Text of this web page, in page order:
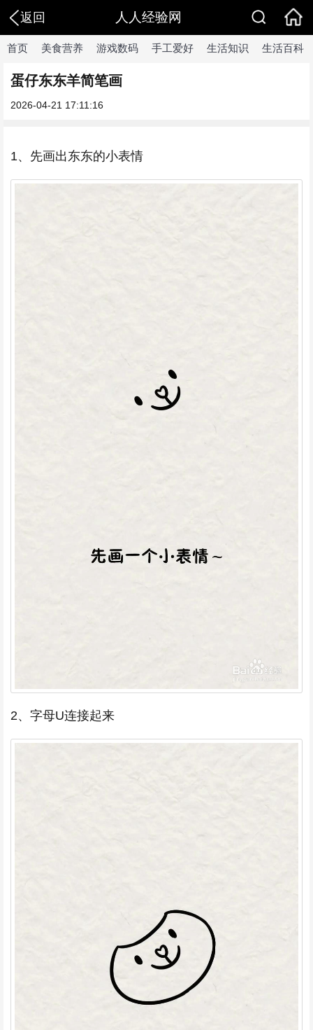
返回 人人经验网
首页 美食营养 游戏数码 手工爱好 生活知识 生活百科
蛋仔东东羊简笔画
2026-04-21 17:11:16
1、先画出东东的小表情
2、字母U连接起来